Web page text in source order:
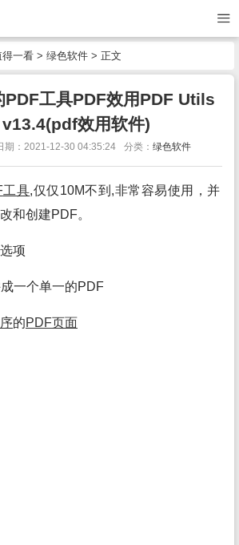
得一看 > 绿色软件 > 正文
PDF工具PDF效用PDF Utils
效用软件)
期：2021-12-30 04:35:24 分类： 绿色软件
工具,仅仅10M不到,非常容易使用，并
和创建PDF。
项
一个单一的PDF
的PDF页面